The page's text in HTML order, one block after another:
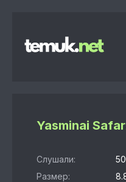
Yasminai
Слушали:
Размер: